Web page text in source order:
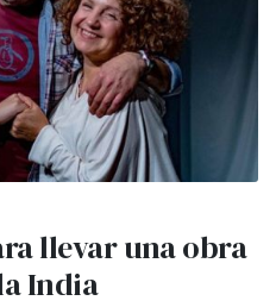
llevar una obra
India